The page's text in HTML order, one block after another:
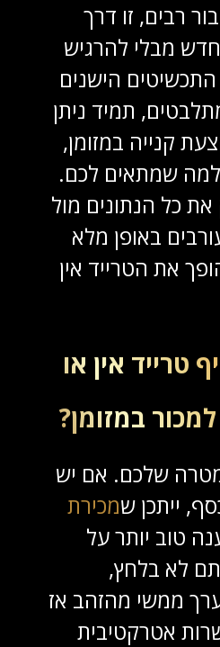
רבים, זו דרך
מבלי להרגיש
הישנים
תמיד ניתן
קנייה במזומן,
שמתאים לכם.
כל הנתונים מול
באופן מלא
את הטרייד אין
טרייד אין או
במזומן?
שלכם. אם יש
ייתכן שמכירת
טוב יותר על
לא בלחץ,
ממשי מהזהב אז
אטרקטיבית